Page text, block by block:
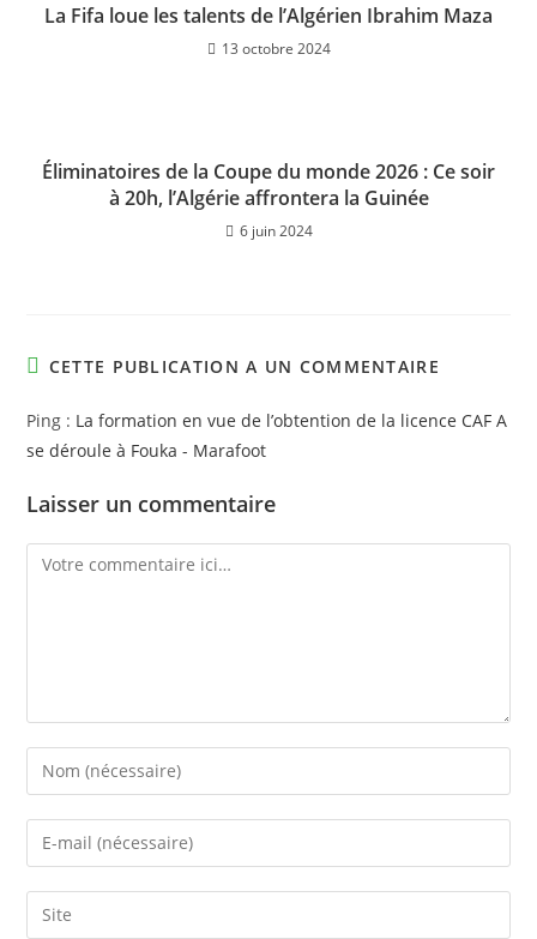
La Fifa loue les talents de l’Algérien Ibrahim Maza
13 octobre 2024
Éliminatoires de la Coupe du monde 2026 : Ce soir
à 20h, l’Algérie affrontera la Guinée
6 juin 2024
CETTE PUBLICATION A UN COMMENTAIRE
Ping : La formation en vue de l’obtention de la licence CAF A
se déroule à Fouka - Marafoot
Laisser un commentaire
Comment
Enter
your
name
Enter
your
email
address
Saisir